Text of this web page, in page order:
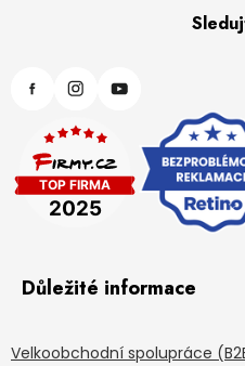
Důležité informace
Velkoobchodní spolupráce